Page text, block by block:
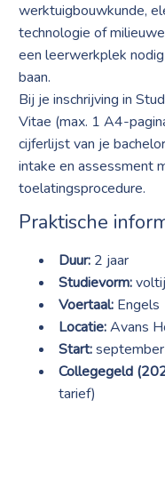
werktuigbouwkunde,
technologie of
een leerwerkplek
baan.
Bij je inschrijving in
Vitae (max. 1 A4-
cijferlijst van je
intake en assessment
toelatingsprocedure.
Praktische
Duur: 2 jaar
Studievorm:
Voertaal: Engels
Locatie:Avans
Start:september
Collegegeld
tarief)